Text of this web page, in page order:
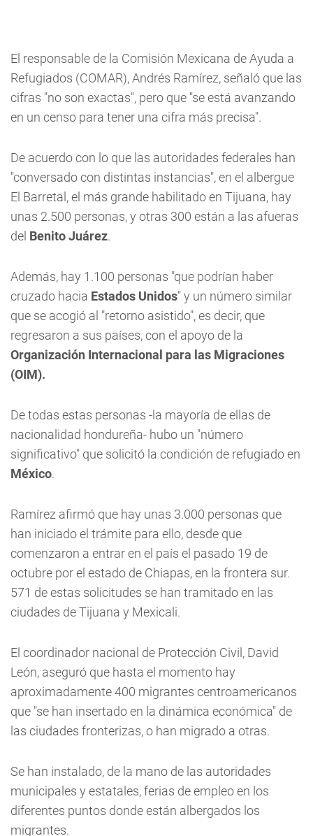
El responsable de la Comisión Mexicana de Ayuda a
Refugiados (COMAR), Andrés Ramírez, señaló que las
cifras "no son exactas", pero que "se está avanzando
en un censo para tener una cifra más precisa".
De acuerdo con lo que las autoridades federales han
"conversado con distintas instancias", en el albergue
El Barretal, el más grande habilitado en Tijuana, hay
unas 2.500 personas, y otras 300 están a las afueras
del Benito Juárez.
Además, hay 1.100 personas "que podrían haber
cruzado hacia Estados Unidos" y un número similar
que se acogió al "retorno asistido", es decir, que
regresaron a sus países, con el apoyo de la
Organización Internacional para las Migraciones
(OIM).
De todas estas personas -la mayoría de ellas de
nacionalidad hondureña- hubo un "número
significativo" que solicitó la condición de refugiado en
México.
Ramírez afirmó que hay unas 3.000 personas que
han iniciado el trámite para ello, desde que
comenzaron a entrar en el país el pasado 19 de
octubre por el estado de Chiapas, en la frontera sur.
571 de estas solicitudes se han tramitado en las
ciudades de Tijuana y Mexicali.
El coordinador nacional de Protección Civil, David
León, aseguró que hasta el momento hay
aproximadamente 400 migrantes centroamericanos
que "se han insertado en la dinámica económica" de
las ciudades fronterizas, o han migrado a otras.
Se han instalado, de la mano de las autoridades
municipales y estatales, ferias de empleo en los
diferentes puntos donde están albergados los
migrantes.